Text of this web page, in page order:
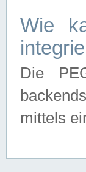
Wie
Die
mittels